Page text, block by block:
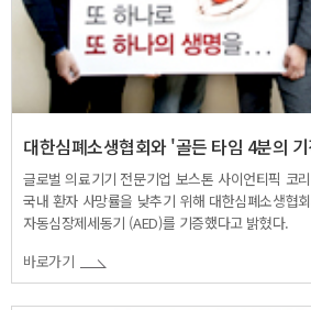
대한심폐소생협회와 '골든 타임 4분의
글로벌 의료기기 전문기업 보스톤 사이언티픽 코
국내 환자 사망률을 낮추기 위해 대한심폐소생협
자동심장제세동기 (AED)를 기증했다고 밝혔다.
바로가기